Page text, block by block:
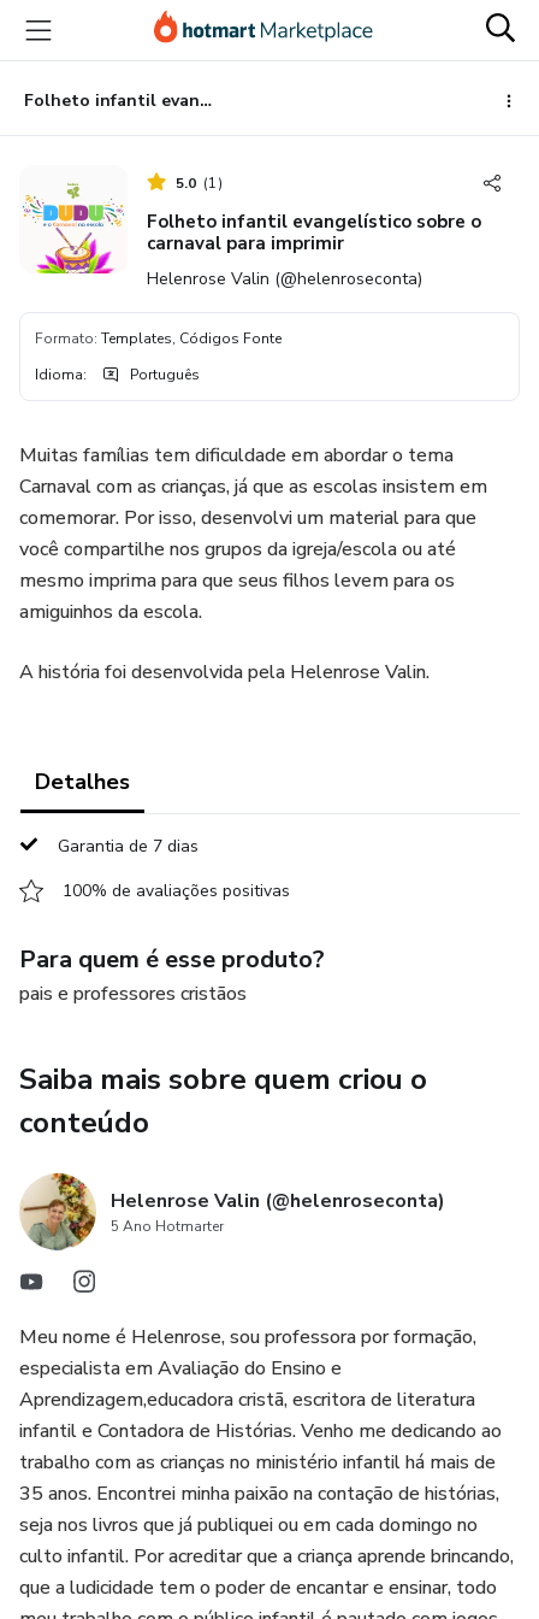
para
conteúdo
principal
para
pagamento
para
rodapé
Folheto infantil evangelístico sobre o carnaval para imprimir
5.0 (1)
Folheto infantil evangelístico sobre o
carnaval para imprimir
Helenrose Valin (@helenroseconta)
Formato: Templates, Códigos Fonte
Idioma: Português
Muitas famílias tem dificuldade em abordar o tema
Carnaval com as crianças, já que as escolas insistem em
comemorar. Por isso, desenvolvi um material para que
você compartilhe nos grupos da igreja/escola ou até
mesmo imprima para que seus filhos levem para os
amiguinhos da escola.
A história foi desenvolvida pela Helenrose Valin.
Detalhes
Garantia de 7 dias
100% de avaliações positivas
Para quem é esse produto?
pais e professores cristãos
Saiba mais sobre quem criou o
conteúdo
Helenrose Valin (@helenroseconta)
5 Ano Hotmarter
Meu nome é Helenrose, sou professora por formação,
especialista em Avaliação do Ensino e
Aprendizagem,educadora cristã, escritora de literatura
infantil e Contadora de Histórias. Venho me dedicando ao
trabalho com as crianças no ministério infantil há mais de
35 anos. Encontrei minha paixão na contação de histórias,
seja nos livros que já publiquei ou em cada domingo no
culto infantil. Por acreditar que a criança aprende brincando,
que a ludicidade tem o poder de encantar e ensinar, todo